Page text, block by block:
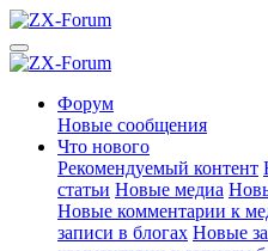
Форум
Новые сообщения
Что нового
Рекомендуемый контент
статьи Новые медиа
Новые комментарии к
записи в блогах Новые